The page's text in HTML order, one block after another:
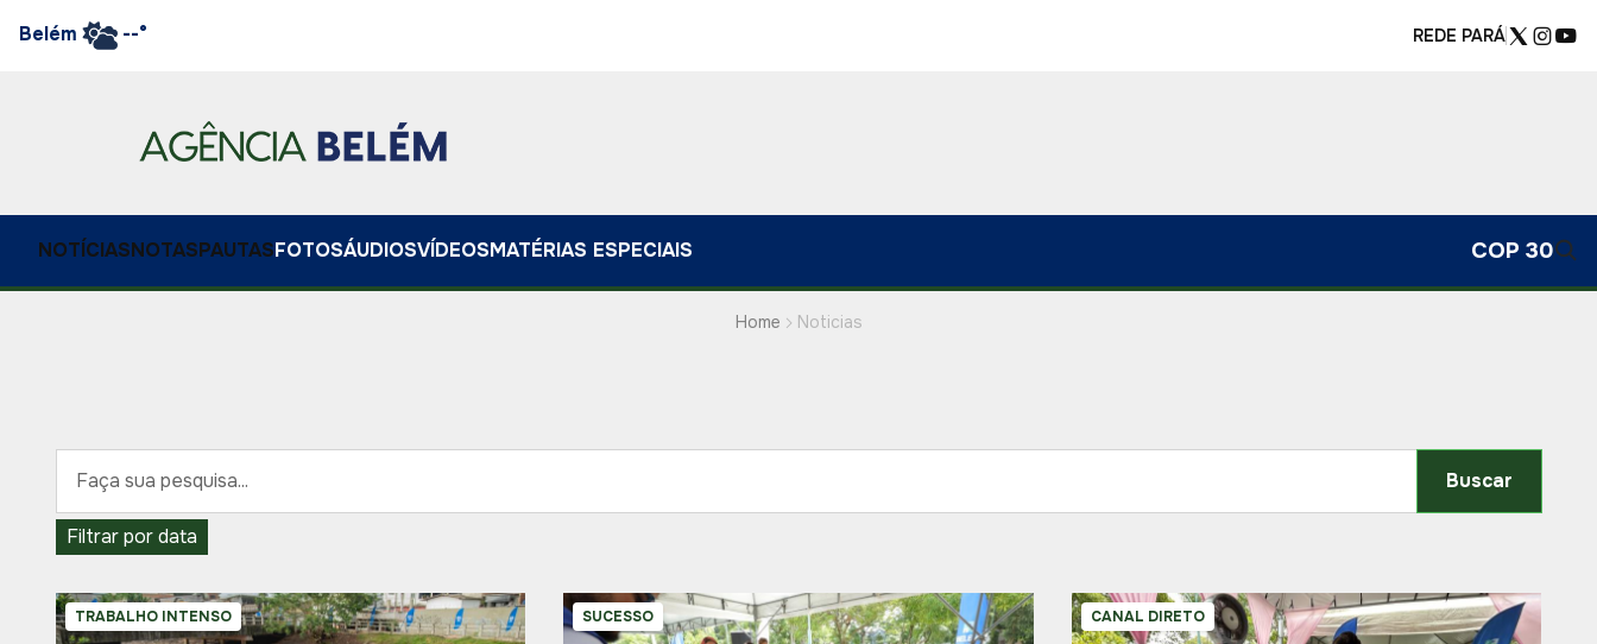
Belém --° REDE PARÁ
NOTÍCIASNOTASPAUTASFOTOSÁUDIOSVÍDEOSMATÉRIAS ESPECIAIS COP 30
Home Noticias
Buscar
Filtrar por data
TRABALHO INTENSO SUCESSO CANAL DIRETO